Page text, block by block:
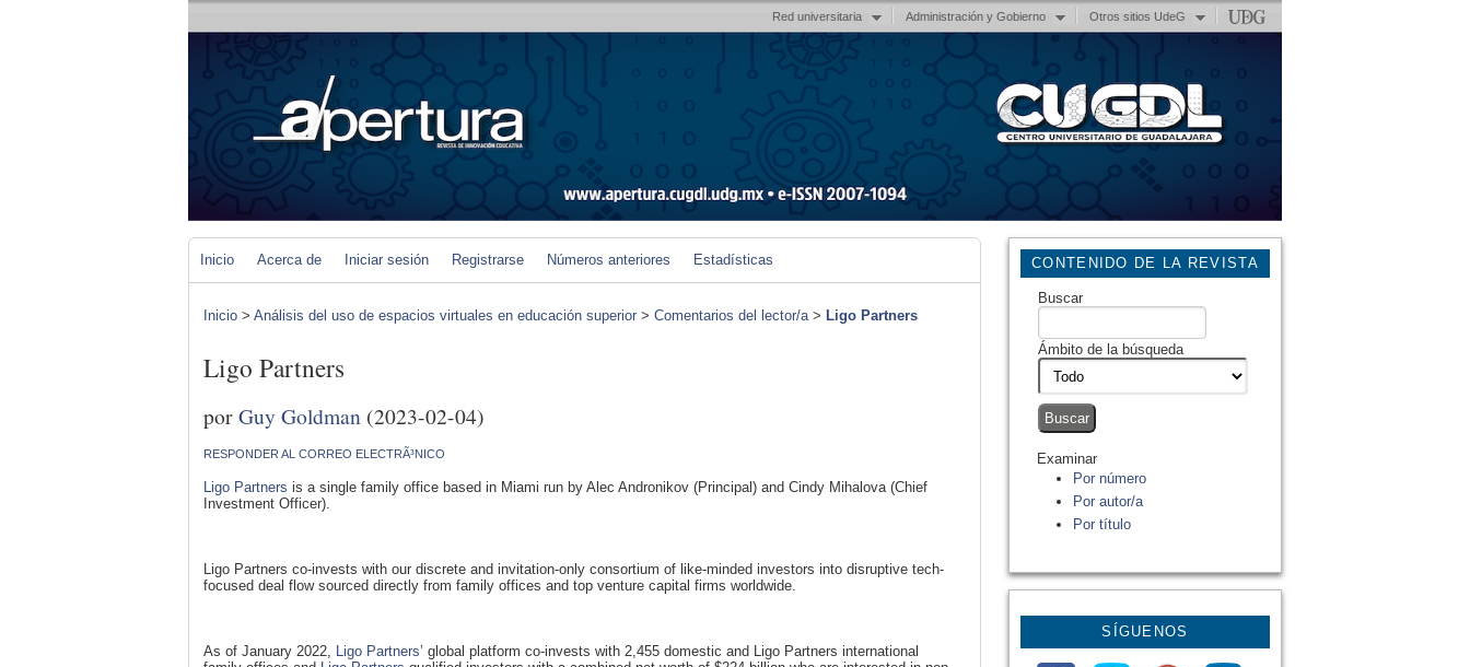
Red universitaria Administración y Gobierno Otros sitios UdeG
CONTENIDO DE LA REVISTA
Buscar
Ámbito de la búsqueda
Examinar
Por número
Por autor/a
Por título
SÍGUENOS
Inicio Acerca de Iniciar sesión Registrarse Números anteriores Estadísticas
Inicio > Análisis del uso de espacios virtuales en educación superior > Comentarios del lector/a> Ligo Partners
Ligo Partners
porGuy Goldman (2023-02-04)
RESPONDER AL CORREO ELECTRÃ³NICO
Ligo Partners is a single family office based in Miami run by Alec Andronikov (Principal) and Cindy Mihalova (Chief
Investment Officer).
Ligo Partners co-invests with our discrete and invitation-only consortium of like-minded investors into disruptive tech-
focused deal flow sourced directly from family offices and top venture capital firms worldwide.
As of January 2022, Ligo Partners’ global platform co-invests with 2,455 domestic and Ligo Partners international